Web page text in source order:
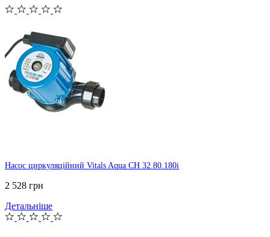
Насос циркуляційний Vitals Aqua CH 32.80.180i
2 528 грн
Детальніше